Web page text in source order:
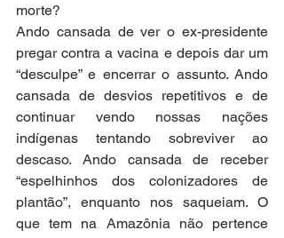
morte?
Ando cansada de ver o ex-presidente
pregar contra a vacina e depois dar um
“desculpe” e encerrar o assunto. Ando
cansada de desvios repetitivos e de
continuar vendo nossas nações
indígenas tentando sobreviver ao
descaso. Ando cansada de receber
“espelhinhos dos colonizadores de
plantão”, enquanto nos saqueiam. O
que tem na Amazônia não pertence